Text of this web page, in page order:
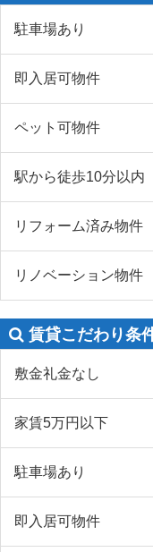
駐車場あり
即入居可物件
ペット可物件
駅から徒歩10分以内
リフォーム済み物件
リノベーション物件
賃貸こだわり条
敷金礼金なし
家賃5万円以下
駐車場あり
即入居可物件